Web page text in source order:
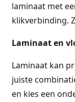
laminaat met
klikverbinding.
Laminaat en
Laminaat kan
juiste
en kies een